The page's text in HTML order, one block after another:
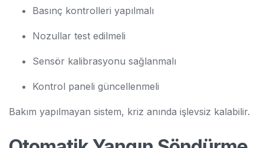
Basınç kontrolleri yapılmalı
Nozullar test edilmeli
Sensör kalibrasyonu sağlanmalı
Kontrol paneli güncellenmeli
Bakım yapılmayan sistem, kriz anında işlevsiz kalabilir.